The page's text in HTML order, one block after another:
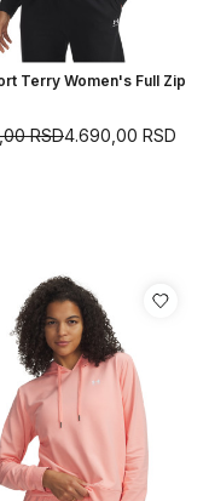
Terry Women's Full Zip
4.690,00 RSD
RSD